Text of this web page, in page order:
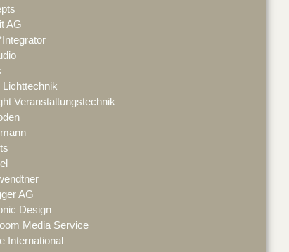
AG
Lichttechnik
Veranstaltungstechnik
AG
Design
Media Service
International